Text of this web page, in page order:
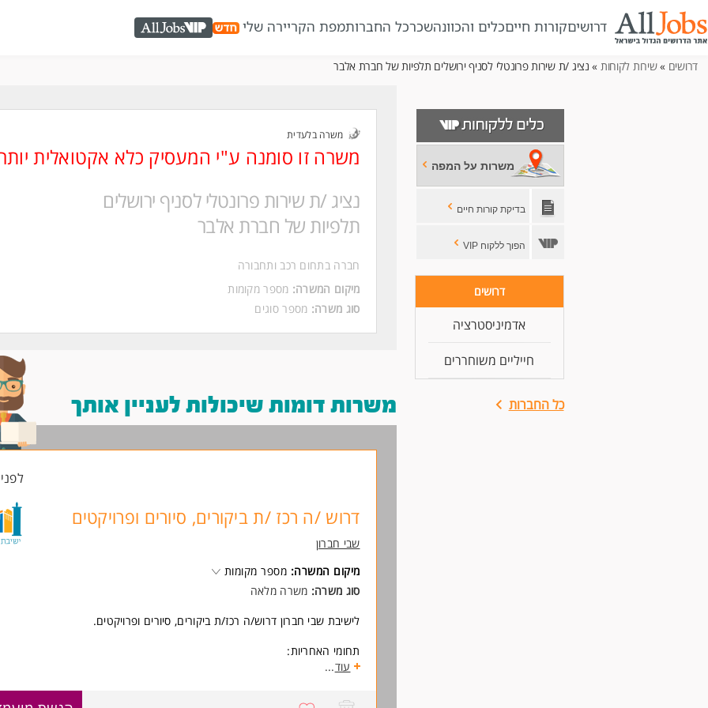
דרושיםקורות חייםכלים והכוונהשכרכל החברותמפת הקריירה שלי AllJobs VIP
דרושים »שירות לקוחות » נציג /ת שירות פרונטלי לסניף ירושלים תלפיות של חברת אלבר
משרות על המפה
בדיקת קורות חיים
הפוך ללקוח VIP
דרושים
אדמיניסטרציה
חייליים משוחררים
כל החברות
משרה בלעדית
משרה זו סומנה ע"י המעסיק כלא אקטואלית
נציג /ת שירות פרונטלי לסניף ירושלים
תלפיות של חברת אלבר
חברה בתחום רכב ותחבורה
מיקום המשרה: מספר מקומות
סוג משרה: מספר סוגים
משרות דומות שיכולות לעניין אותך
לפני 6
דרוש /ה רכז /ת ביקורים, סיורים ופרויקטים
שבי חברון
מיקום המשרה: מספר מקומות
סוג משרה: משרה מלאה
לישיבת שבי חברון דרוש/ה רכז/ת ביקורים, סיורים ופרויקטים.
תחומי האחריות:
*תכנון, תיאום ביקורים בישיבה ומחוצה לה של יחידים וקבוצות.
עוד...